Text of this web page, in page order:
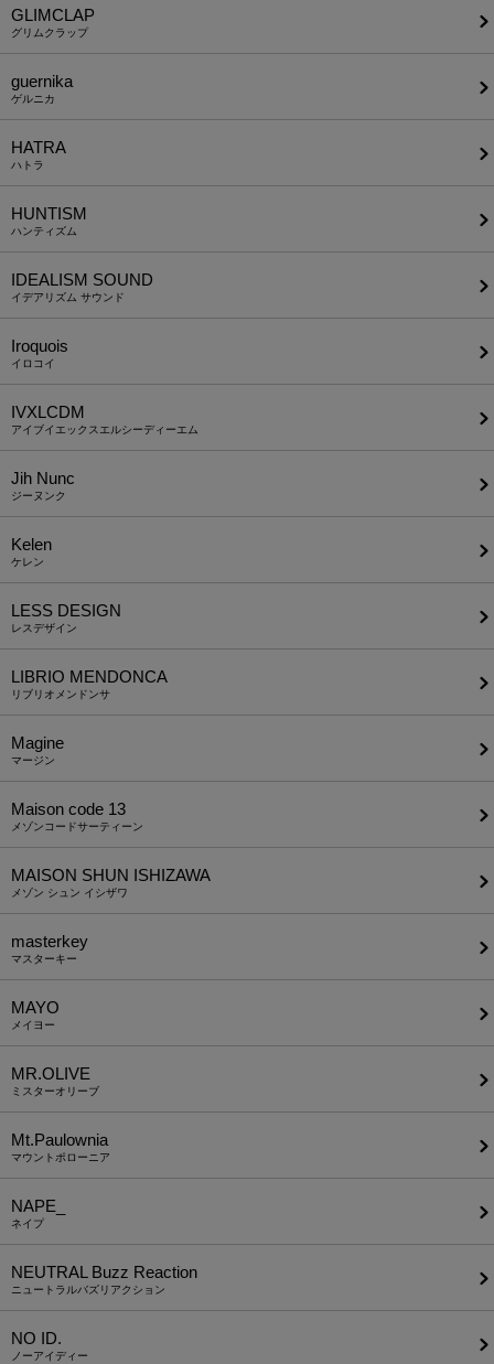
GLIMCLAP
グリムクラップ
guernika
ゲルニカ
HATRA
ハトラ
HUNTISM
ハンティズム
IDEALISM SOUND
イデアリズム サウンド
Iroquois
イロコイ
IVXLCDM
アイブイエックスエルシーディーエム
Jih Nunc
ジーヌンク
Kelen
ケレン
LESS DESIGN
レスデザイン
LIBRIO MENDONCA
リブリオメンドンサ
Magine
マージン
Maison code 13
メゾンコードサーティーン
MAISON SHUN ISHIZAWA
メゾン シュン イシザワ
masterkey
マスターキー
MAYO
メイヨー
MR.OLIVE
ミスターオリーブ
Mt.Paulownia
マウントポローニア
NAPE_
ネイプ
NEUTRAL Buzz Reaction
ニュートラルバズリアクション
NO ID.
ノーアイディー